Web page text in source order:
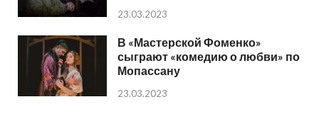
23.03.2023
В «Мастерской Фоменко»
сыграют «комедию о любви» по
Мопассану
23.03.2023